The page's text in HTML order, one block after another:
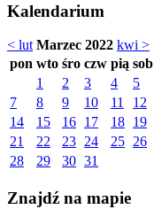
Kalendarium
< lut Marzec 2022 kwi >
pon wto śro czw pią sob
1
2 3 4 5
7
8 9 10 11 12
14
15 16 17 18 19
21
22 23 24 25 26
28
29 30 31
Znajdź na mapie